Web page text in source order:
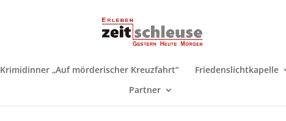
Krimidinner „Auf mörderischer Kreuzfahrt“ Friedenslichtkapelle
Partner